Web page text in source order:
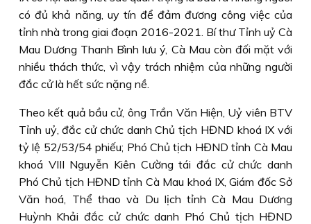
có đủ khả năng, uy tín để đảm đương công việc của
tỉnh nhà trong giai đoạn 2016-2021. Bí thư Tỉnh uỷ Cà
Mau Dương Thanh Bình lưu ý, Cà Mau còn đối mặt với
nhiều thách thức, vì vậy trách nhiệm của những người
đắc cử là hết sức nặng nề.
Theo kết quả bầu cử, ông Trần Văn Hiện, Uỷ viên BTV
Tỉnh uỷ, đắc cử chức danh Chủ tịch HĐND khoá IX với
tỷ lệ 52/53/54 phiếu; Phó Chủ tịch HĐND tỉnh Cà Mau
khoá VIII Nguyễn Kiên Cường tái đắc cử chức danh
Phó Chủ tịch HĐND tỉnh Cà Mau khoá IX, Giám đốc Sở
Văn hoá, Thể thao và Du lịch tỉnh Cà Mau Dương
Huỳnh Khải đắc cử chức danh Phó Chủ tịch HĐND